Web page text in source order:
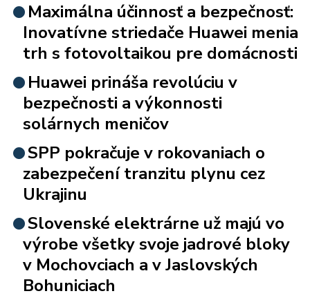
Maximálna účinnosť a bezpečnosť:
Inovatívne striedače Huawei menia
trh s fotovoltaikou pre domácnosti
Huawei prináša revolúciu v
bezpečnosti a výkonnosti
solárnych meničov
SPP pokračuje v rokovaniach o
zabezpečení tranzitu plynu cez
Ukrajinu
Slovenské elektrárne už majú vo
výrobe všetky svoje jadrové bloky
v Mochovciach a v Jaslovských
Bohuniciach